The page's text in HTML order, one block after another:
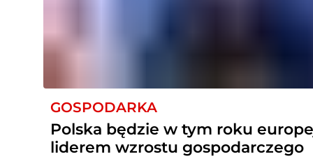
GOSPODARKA
Polska będzie w tym roku
liderem wzrostu gospodarczego